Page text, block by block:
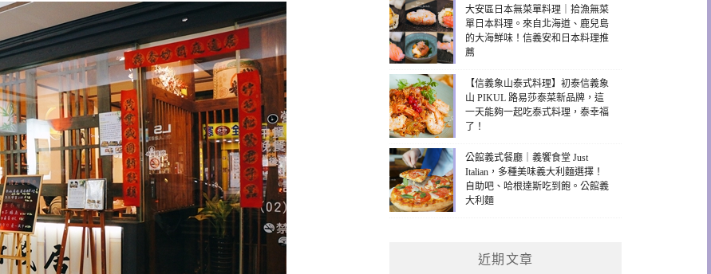
大安區日本無菜單料理｜拾漁無菜
單日本料理。來自北海道、鹿兒島
的大海鮮味！信義安和日本料理推
薦
【信義象山泰式料理】初泰信義象
山 PIKUL 路易莎泰菜新品牌，這
一天能夠一起吃泰式料理，泰幸福
了！
公館義式餐廳｜義饗食堂 Just
Italian，多種美味義大利麵選擇！
自助吧、哈根達斯吃到飽。公館義
大利麵
近期文章